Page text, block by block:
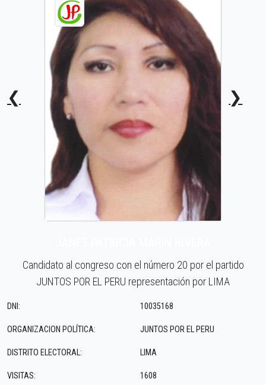
❮ ❯
Candidato al congreso con el número 20 por el partido
JUNTOS POR EL PERU representación por LIMA
DNI:
ORGANIZACION POLÍTICA:
DISTRITO ELECTORAL:
VISITAS:
10035168
JUNTOS POR EL PERU
LIMA
1608